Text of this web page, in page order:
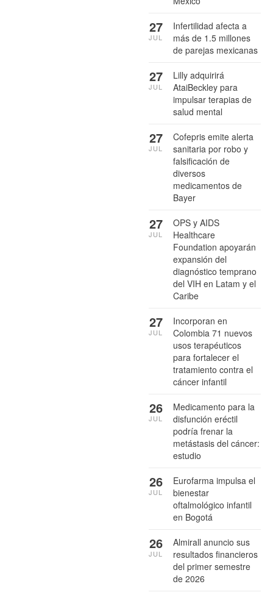
Infertilidad afecta a
más de 1.5 millones
de parejas mexicanas
27
JUL
Lilly adquirirá
AtaiBeckley para
impulsar terapias de
salud mental
27
JUL
Cofepris emite alerta
sanitaria por robo y
falsificación de
diversos
medicamentos de
Bayer
27
JUL
OPS y AIDS
Healthcare
Foundation apoyarán
expansión del
diagnóstico temprano
del VIH en Latam y el
Caribe
27
JUL
Incorporan en
Colombia 71 nuevos
usos terapéuticos
para fortalecer el
tratamiento contra el
cáncer infantil
27
JUL
Medicamento para la
disfunción eréctil
podría frenar la
metástasis del cáncer:
estudio
26
JUL
Eurofarma impulsa el
bienestar
oftalmológico infantil
en Bogotá
26
JUL
Almirall anuncio sus
resultados financieros
del primer semestre
de 2026
26
JUL